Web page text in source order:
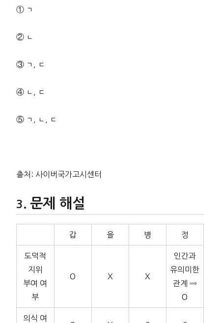
① ㄱ
② ㄴ
③ ㄱ, ㄷ
④ ㄴ, ㄷ
⑤ ㄱ, ㄴ, ㄷ
출처: 사이버국가고시센터
문제 해설
갑 을 병 정
도덕적
지위
부여 여
부
O X X
인간과
유의미한
관계 ⇒
O
의식 여